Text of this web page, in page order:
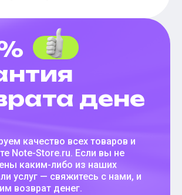
дене
качество всех товаров и
Note-Store.ru. Если вы не
каким-либо из наших
услуг — свяжитесь с нами, и
возврат денег.